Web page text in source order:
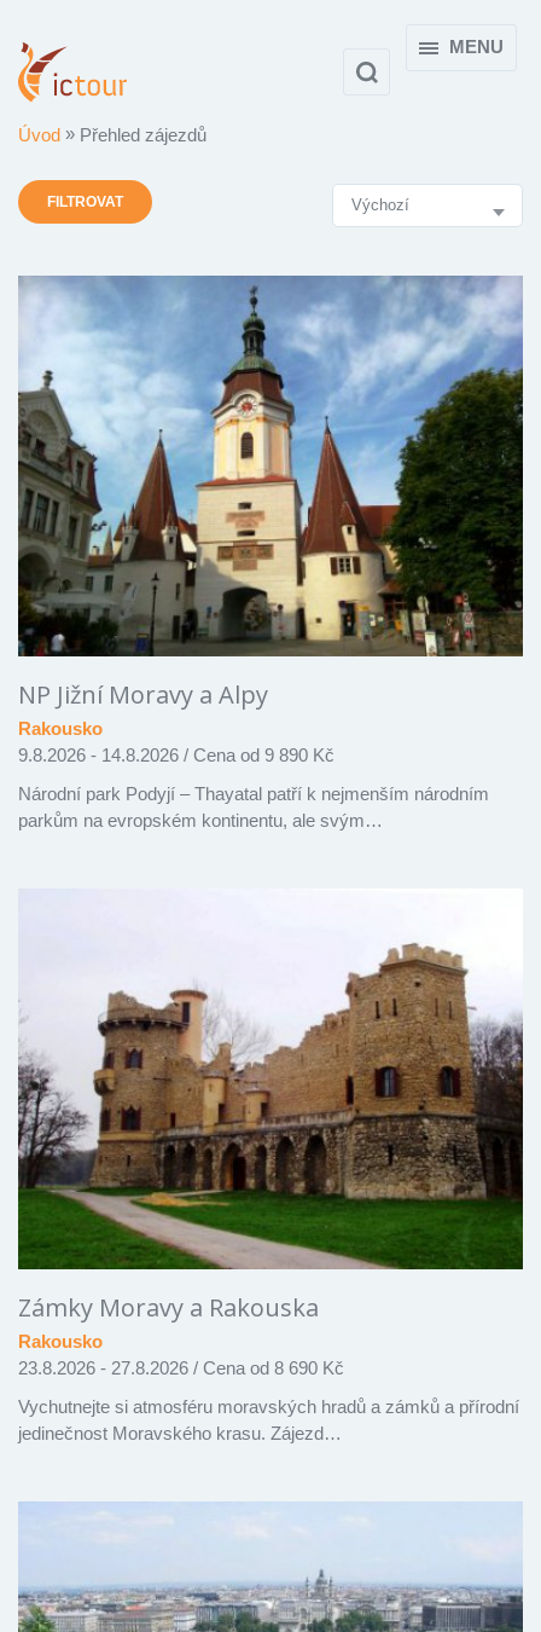
MENU
Úvod Přehled zájezdů
Výsledky
FILTROVAT
NP Jižní Moravy a Alpy
Rakousko
9.8.2026 - 14.8.2026 / Cena od 9 890 Kč
Národní park Podyjí – Thayatal patří k nejmenším národním
parkům na evropském kontinentu, ale svým…
Zámky Moravy a Rakouska
Rakousko
23.8.2026 - 27.8.2026 / Cena od 8 690 Kč
Vychutnejte si atmosféru moravských hradů a zámků a přírodní
jedinečnost Moravského krasu. Zájezd…